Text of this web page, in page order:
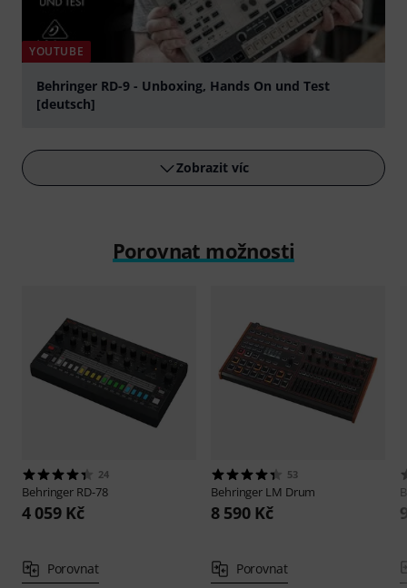
YOUTUBE
Behringer RD-9 - Unboxing, Hands On und Test
[deutsch]
Zobrazit víc
Porovnat možnosti
24
Behringer RD-78
4 059 Kč
Porovnat
53
Behringer LM Drum
8 590 Kč
Porovnat